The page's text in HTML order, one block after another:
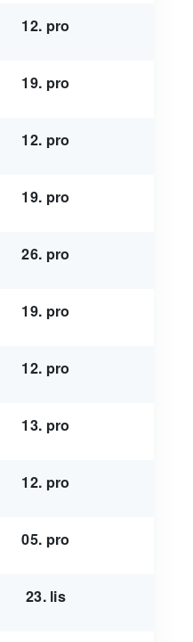
12. pro
19. pro
12. pro
19. pro
26. pro
19. pro
12. pro
13. pro
12. pro
05. pro
23. lis